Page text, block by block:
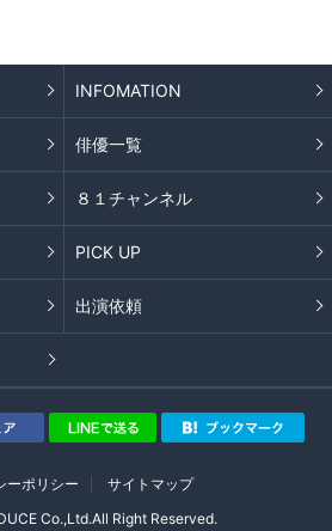
INFOMATION
俳優一覧
８１チャンネル
PICK UP
出演依頼
ーポリシー
サイトマップ
Co.,Ltd.All Right Reserved.